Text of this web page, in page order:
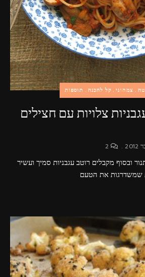
צמחוני קל להכנה תוספות
צלויות עם חצילים
ובסוף מקבלים רוטב עגבניות סמיך ועשיר
שמשדרגות את הטעם